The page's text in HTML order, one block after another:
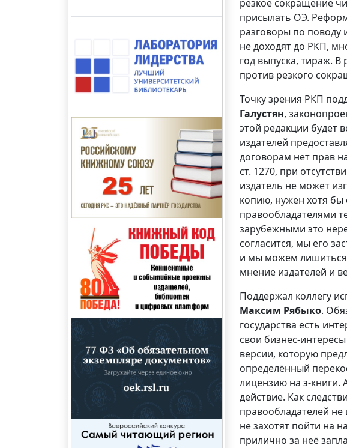
резкое сокращение
присылать ОЭ.
разговоры по поводу
не доходят до РКП,
год выпуска, тираж. В
против резкого
Точку зрения РКП
Галустян,
этой редакции будет
издателей
договорам нет прав
ст. 1270, при
издатель не может
копию, нужен хотя бы
правообладателями
зарубежными это
согласится, мы его
и мы можем лишиться
мнение издателей и
Поддержал коллегу
Максим Рябыко.
государства есть
свои бизнес-
версии, которую
определённый
лицензию на э-книги.
действие. Как
правообладателей не
не захотят пойти на
прилично за неё